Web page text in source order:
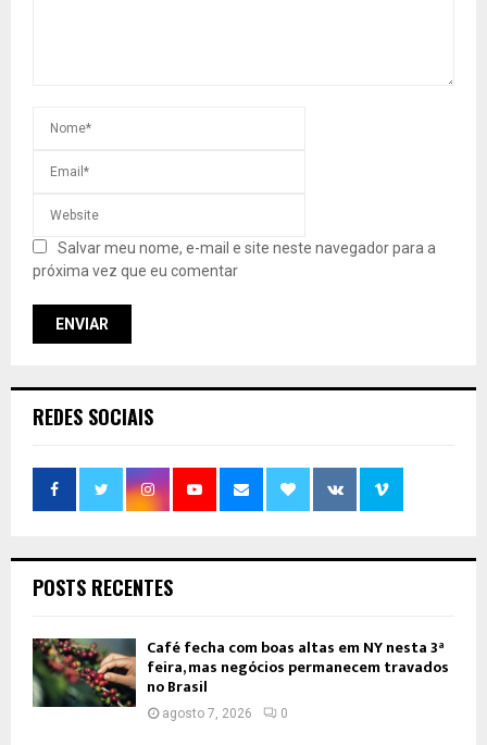
Salvar meu nome, e-mail e site neste navegador para a
próxima vez que eu comentar
REDES SOCIAIS
POSTS RECENTES
Café fecha com boas altas em NY nesta 3ª
feira, mas negócios permanecem travados
no Brasil
agosto 7, 2026 0